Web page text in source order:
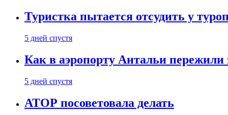
Туристка пытается отсудить у
5 дней спустя
Как в аэропорту Антальи
5 дней спустя
АТОР посоветовала делать